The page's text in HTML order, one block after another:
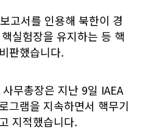
고서를 인용해 북한이 경
실험장을 유지하는 등 핵
판했습니다.
무총장은 지난 9일 IAEA
그램을 지속하면서 핵무기
지적했습니다.